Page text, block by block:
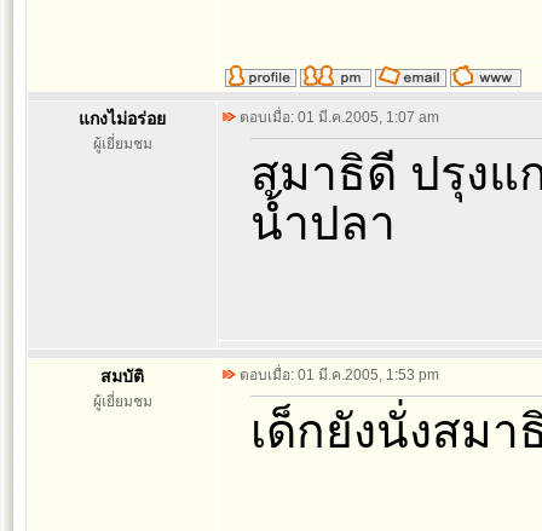
แกงไม่อร่อย
ผู้เยี่ยมชม
ตอบเมื่อ: 01 มี.ค.2005, 1:07 am
สมาธิดี ปรุงแ
น้ำปลา
สมบัติ
ผู้เยี่ยมชม
ตอบเมื่อ: 01 มี.ค.2005, 1:53 pm
เด็กยังนั่งสมา